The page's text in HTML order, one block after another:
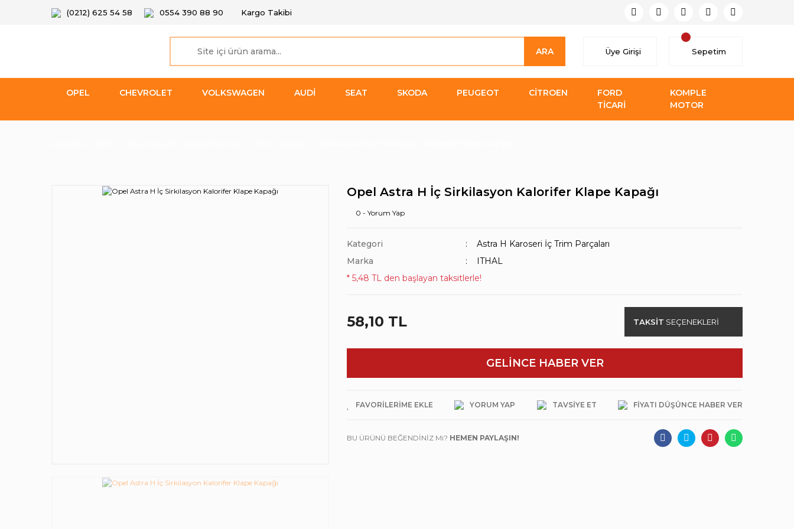
(0212) 625 54 58 0554 390 88 90 Kargo Takibi
ARA Üye Girişi Sepetim
OPEL CHEVROLET VOLKSWAGEN AUDİ SEAT SKODA PEUGEOT CİTROEN
FORD
TİCARİ
KOMPLE
MOTOR
Opel Astra H İç Sirkilasyon Kalorifer Klape Kapağı
0 - Yorum Yap
Kategori
Astra H Karoseri İç Trim Parçaları
Marka
ITHAL
* 5,48 TL den başlayan taksitlerle!
58,10 TL TAKSİT SEÇENEKLERİ
GELİNCE HABER VER
YORUM YAP TAVSIYE ET FIYATI DÜŞÜNCE HABER VER
BU ÜRÜNÜ BEĞENDİNİZ Mi? HEMEN PAYLAŞIN!